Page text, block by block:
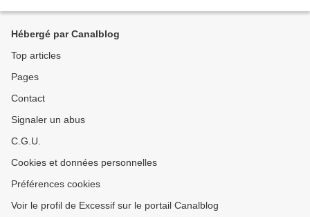
Hébergé par Canalblog
Top articles
Pages
Contact
Signaler un abus
C.G.U.
Cookies et données personnelles
Préférences cookies
Voir le profil de Excessif sur le portail Canalblog